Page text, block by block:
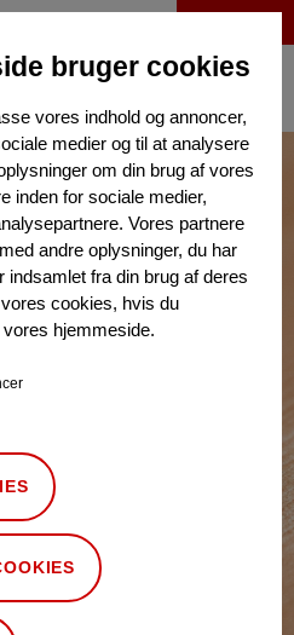
bruger cookies
vores indhold og annoncer,
medier og til at analysere
om din brug af vores
inden for sociale medier,
Vores partnere
andre oplysninger, du har
indsamlet fra din brug af deres
cookies, hvis du
hjemmeside.